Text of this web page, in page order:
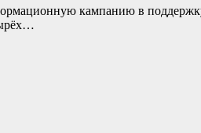
кампанию в